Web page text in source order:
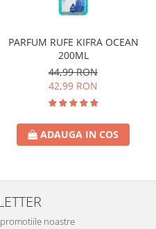
PARFUM RUFE KIFRA OCEAN
200ML
44,99 RON
42,99 RON
ADAUGA IN COS
noastre